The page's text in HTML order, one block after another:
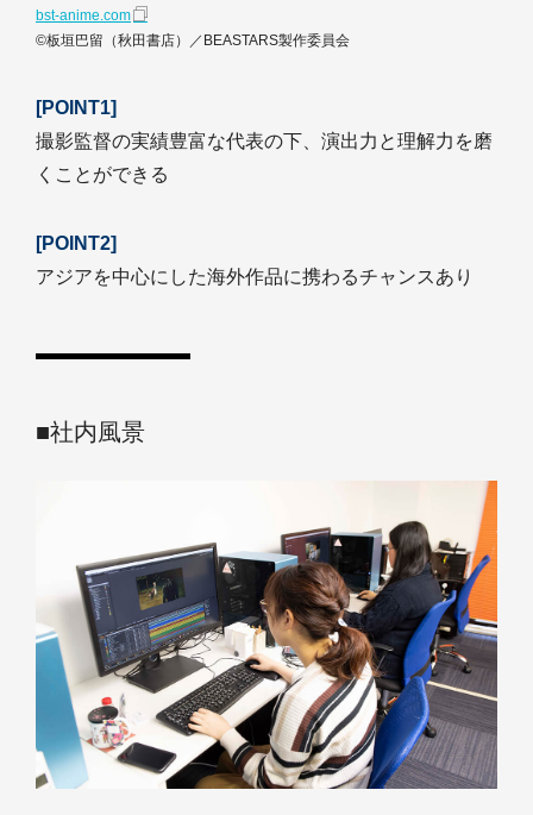
bst-anime.com
©板垣巴留（秋田書店）／BEASTARS製作委員会
[POINT1]
撮影監督の実績豊富な代表の下、演出力と理解力を磨
くことができる
[POINT2]
アジアを中心にした海外作品に携わるチャンスあり
■社内風景